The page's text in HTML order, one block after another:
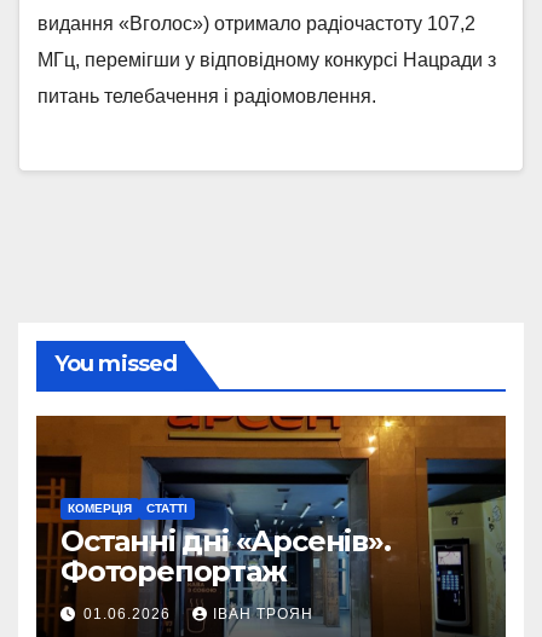
видання «Вголос») отримало радіочастоту 107,2
МГц, перемігши у відповідному конкурсі Нацради з
питань телебачення і радіомовлення.
You missed
КОМЕРЦІЯ СТАТТІ
Останні дні «Арсенів».
Фоторепортаж
01.06.2026 ІВАН ТРОЯН